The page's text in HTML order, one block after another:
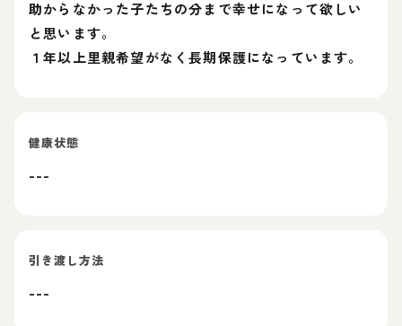
助からなかった子たちの分まで幸せになって欲しい
と思います。
１年以上里親希望がなく長期保護になっています。
健康状態
---
引き渡し方法
---